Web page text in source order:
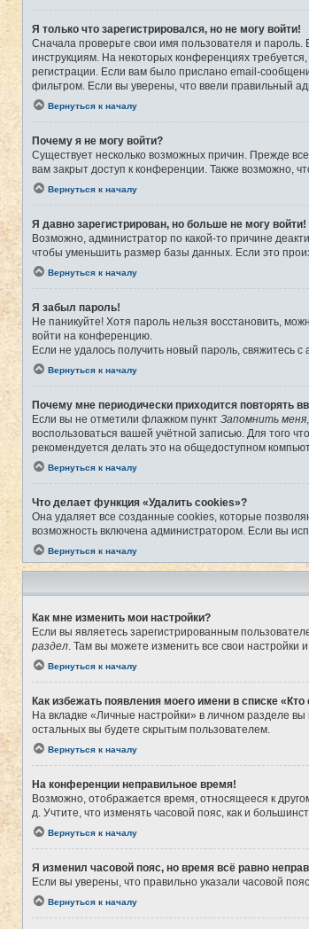
Я только что зарегистрировался, но не могу войти!
Сначала проверьте свои имя пользователя и
инструкциям. На некоторых конференциях
регистрации. Если вам было прислано email-
фильтром. Если вы уверены, что ввели правильный
Вернуться к началу
Почему я не могу войти?
Существует несколько возможных причин. Прежде
вам закрыт доступ к конференции. Также возможно,
Вернуться к началу
Я давно зарегистрирован, но больше не могу войти!
Возможно, администратор по какой-то причине
чтобы уменьшить размер базы данных. Если это
Вернуться к началу
Я забыл пароль!
Не паникуйте! Хотя пароль нельзя восстановить,
войти на конференцию.
Если не удалось получить новый пароль, свяжитесь
Вернуться к началу
Почему мне периодически приходится повторять
Если вы не отметили флажком пункт Запомнить меня
воспользоваться вашей учётной записью. Для того
рекомендуется делать это на общедоступном
Вернуться к началу
Что делает функция «Удалить cookies»?
Она удаляет все созданные cookies, которые
возможность включена администратором. Если вы
Вернуться к началу
Как мне изменить мои настройки?
Если вы являетесь зарегистрированным
раздел . Там вы можете изменить все свои настройки
Вернуться к началу
Как избежать появления моего имени в списке
На вкладке «Личные настройки» в личном разделе
остальных вы будете скрытым пользователем.
Вернуться к началу
На конференции неправильное время!
Возможно, отображается время, относящееся к
д. Учтите, что изменять часовой пояс, как и
Вернуться к началу
Я изменил часовой пояс, но время всё равно
Если вы уверены, что правильно указали часовой
Вернуться к началу